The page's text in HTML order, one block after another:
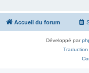
Accueil du forum
Développé par
Traduction